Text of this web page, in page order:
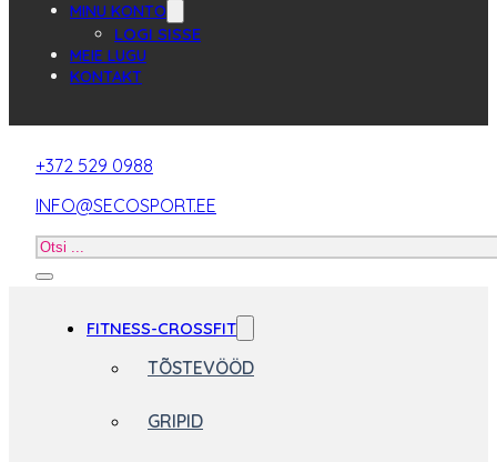
MINU KONTO
LOGI SISSE
MEIE LUGU
KONTAKT
+372 529 0988
INFO@SECOSPORT.EE
Otsi
FITNESS-CROSSFIT
TÕSTEVÖÖD
GRIPID